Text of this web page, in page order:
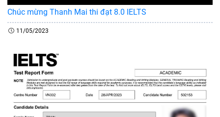
Chúc mừng Thanh Mai thi đạt 8.0 IELTS
11/05/2023